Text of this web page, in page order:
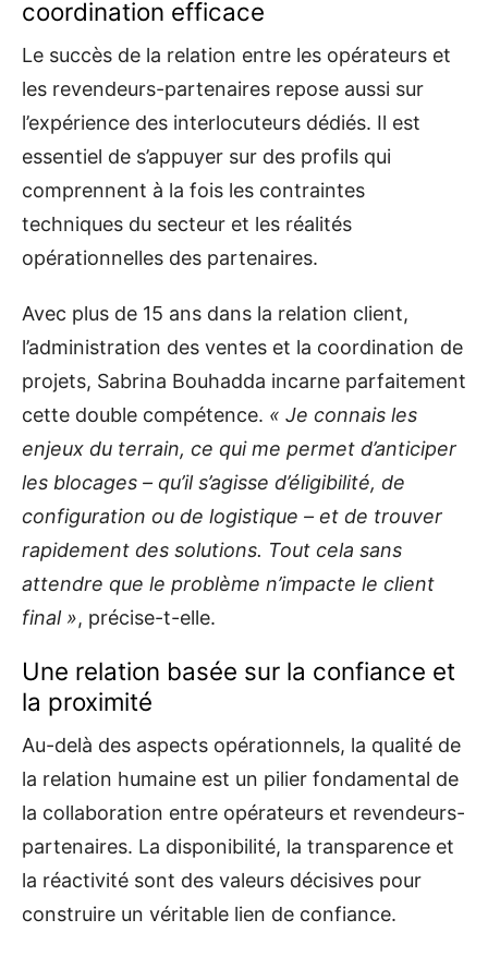
coordination efficace
Le succès de la relation entre les opérateurs et
les revendeurs-partenaires repose aussi sur
l’expérience des interlocuteurs dédiés. Il est
essentiel de s’appuyer sur des profils qui
comprennent à la fois les contraintes
techniques du secteur et les réalités
opérationnelles des partenaires.
Avec plus de 15 ans dans la relation client,
l’administration des ventes et la coordination de
projets, Sabrina Bouhadda incarne parfaitement
cette double compétence. « Je connais les
enjeux du terrain, ce qui me permet d’anticiper
les blocages – qu’il s’agisse d’éligibilité, de
configuration ou de logistique – et de trouver
rapidement des solutions. Tout cela sans
attendre que le problème n’impacte le client
final », précise-t-elle.
Une relation basée sur la confiance et
la proximité
Au-delà des aspects opérationnels, la qualité de
la relation humaine est un pilier fondamental de
la collaboration entre opérateurs et revendeurs-
partenaires. La disponibilité, la transparence et
la réactivité sont des valeurs décisives pour
construire un véritable lien de confiance.